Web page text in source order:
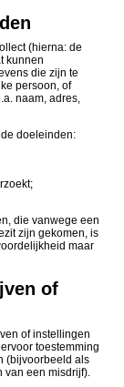
(hierna: de
kunnen
die zijn te
persoon, of
naam, adres,
doeleinden:
die vanwege een
zijn gekomen, is
maar
of
of instellingen
toestemming
(bijvoorbeeld als
een misdrijf).